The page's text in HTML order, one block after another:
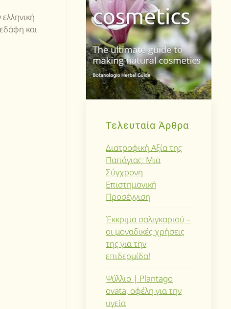
και
Τελευταία Άρθρα
Διατροφική Αξία της
Παπάγιας: Μια
Σύγχρονη
Επιστημονική
Προσέγγιση
Έκκριμα σαλιγκαριού –
οι μοναδικές χρήσεις
της για την
επιδερμίδα!
Ψύλλιο | Plantago
ovata, οφέλη για την
υγεία